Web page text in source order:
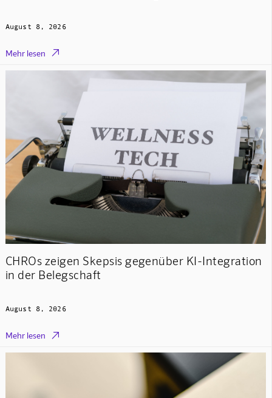
August 8, 2026
Mehr lesen 
CHROs zeigen Skepsis gegenüber KI-Integration
in der Belegschaft
August 8, 2026
Mehr lesen 